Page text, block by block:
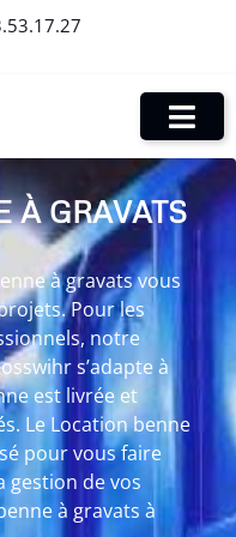
À GRAVATS
à gravats vous
Pour les
notre
s’adapte à
est livrée et
Le Location benne
pour vous faire
gestion de vos
à gravats à